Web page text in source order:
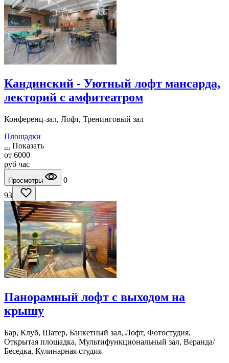
Кандинский - Уютный лофт мансарда,
лекторий с амфитеатром
Конференц-зал, Лофт, Тренинговый зал
Площадки
... Показать
от 6000
руб час
Просмотры
0
93
Панорамный лофт с выходом на
крышу
Бар, Клуб, Шатер, Банкетный зал, Лофт, Фотостудия,
Открытая площадка, Мультифункциональный зал, Веранда/
Беседка, Кулинарная студия